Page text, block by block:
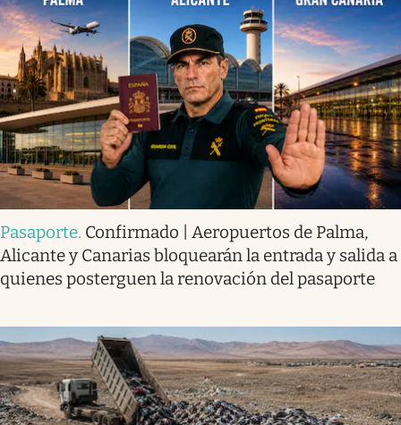
Pasaporte. Confirmado | Aeropuertos de Palma,
Alicante y Canarias bloquearán la entrada y salida a
quienes posterguen la renovación del pasaporte